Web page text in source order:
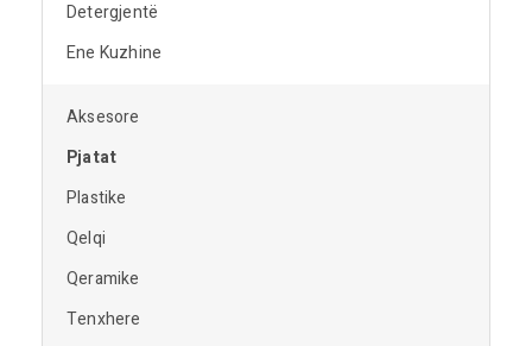
Detergjentë
Ene Kuzhine
Aksesore
Pjatat
Plastike
Qelqi
Qeramike
Tenxhere